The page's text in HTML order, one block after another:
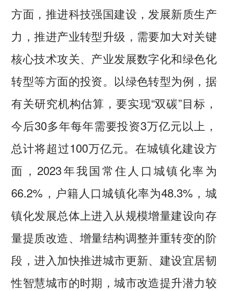
方面，推进科技强国建设，发展新质生产
力，推进产业转型升级，需要加大对关键
核心技术攻关、产业发展数字化和绿色化
转型等方面的投资。以绿色转型为例，据
有关研究机构估算，要实现“双碳”目标，
今后30多年每年需要投资3万亿元以上，
总计将超过100万亿元。在城镇化建设方
面，2023年我国常住人口城镇化率为
66.2%，户籍人口城镇化率为48.3%，城
镇化发展总体上进入从规模增量建设向存
量提质改造、增量结构调整并重转变的阶
段，进入加快推进城市更新、建设宜居韧
性智慧城市的时期，城市改造提升潜力较